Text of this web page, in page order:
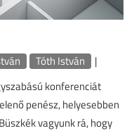
Tóth István
|
konferenciát
penész, helyesebben
vagyunk rá, hogy